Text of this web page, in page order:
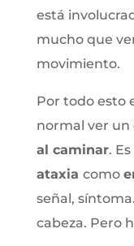
está
mucho que
movimiento.
Por todo esto
normal ver un
al caminar.
ataxia como
señal,
cabeza. Pero